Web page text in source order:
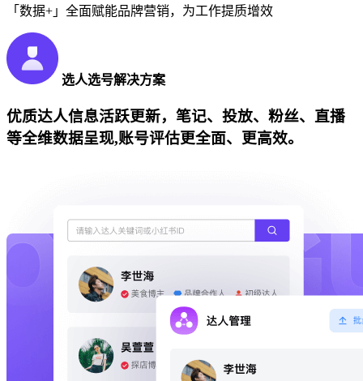
「数据+」全面赋能品牌营销，为工作提质增效
选人选号解决方案
优质达人信息活跃更新，笔记、投放、粉丝、直播
等全维数据呈现,账号评估更全面、更高效。